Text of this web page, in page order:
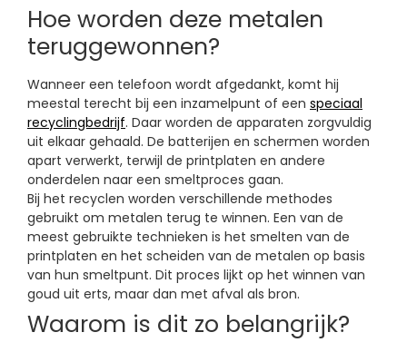
Hoe worden deze metalen
teruggewonnen?
Wanneer een telefoon wordt afgedankt, komt hij
meestal terecht bij een inzamelpunt of een speciaal
recyclingbedrijf. Daar worden de apparaten zorgvuldig
uit elkaar gehaald. De batterijen en schermen worden
apart verwerkt, terwijl de printplaten en andere
onderdelen naar een smeltproces gaan.
Bij het recyclen worden verschillende methodes
gebruikt om metalen terug te winnen. Een van de
meest gebruikte technieken is het smelten van de
printplaten en het scheiden van de metalen op basis
van hun smeltpunt. Dit proces lijkt op het winnen van
goud uit erts, maar dan met afval als bron.
Waarom is dit zo belangrijk?